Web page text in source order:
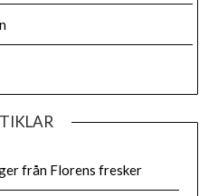
från Florens fresker